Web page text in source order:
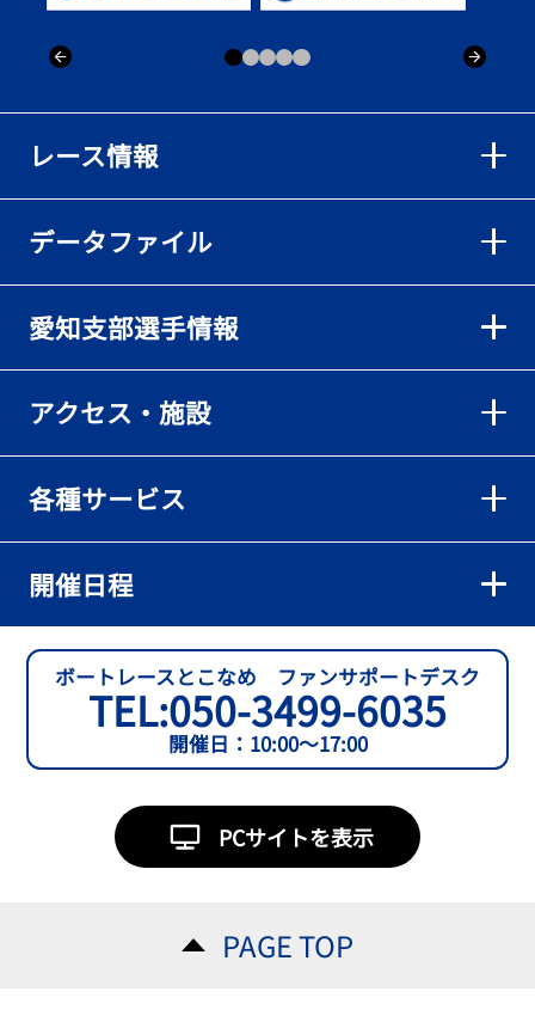
回りは良くなった」／常滑 - 日刊スポーツ
【ボートレース】島川海輝が逃げ切って準優勝負駆け成功、準優は
伸び意識の調整で／常滑 - 日刊スポーツ
【ボートレース】地元の荒木颯斗が有言実行の予選突破「そろそろ
2026年08月02日
【とこなめボート】出足抜群の篠原晟弥だが「叩き変える可能性も
ある」と思案顔
【とこなめボート】準優６枠の西川拓利は「チルトを跳ねる可能性
もあります」
2026年08月02日
【とこなめボート ルーキーシリーズ第15戦】石渡翔一郎 内枠狙うぞ
「足は厳しかったけど、４日目につながって良かった」～とこなめ
2026年08月01日
レース情報
データファイル
愛知支部選手情報
アクセス・施設
各種サービス
開催日程
ボートレースとこなめ ファンサポートデスク
TEL:050-3499-6035
開催日：10:00～17:00
PCサイトを表示
PAGE TOP